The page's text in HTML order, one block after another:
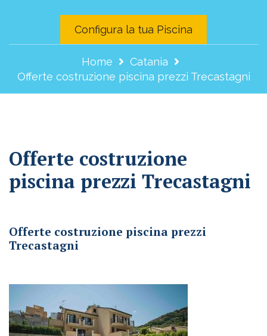
Configura la tua Piscina
Home
Catania
Offerte costruzione piscina prezzi Trecastagni
Offerte costruzione
piscina prezzi Trecastagni
Offerte costruzione piscina prezzi
Trecastagni